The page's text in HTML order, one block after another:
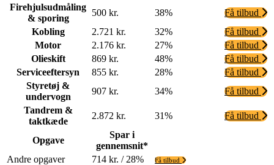
Firehjulsudmåling
& sporing
500 kr. 38%
Få tilbud
Kobling
2.721 kr. 32%
Få tilbud
Motor
2.176 kr. 27%
Få tilbud
Olieskift
869 kr. 48%
Få tilbud
Serviceeftersyn
855 kr. 28%
Få tilbud
Styretøj &
undervogn
907 kr. 34%
Få tilbud
Tandrem &
taktkæde
2.872 kr. 31% Få tilbud
Opgave
Spar i
gennemsnit*
Andre opgaver
714 kr. / 28% Få tilbud